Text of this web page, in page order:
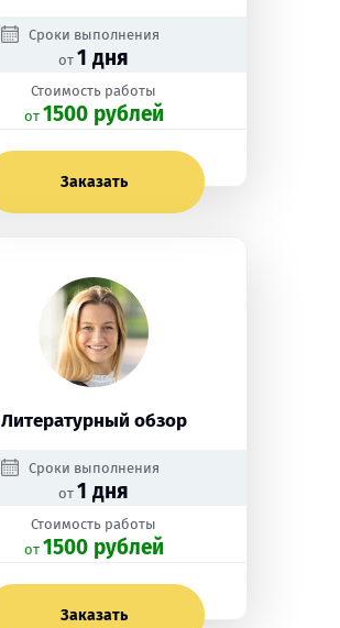
Сроки выполнения
от 1 дня
Стоимость работы
oт 1500 рублей
Заказать
Литературный обзор
Сроки выполнения
от 1 дня
Стоимость работы
oт 1500 рублей
Заказать